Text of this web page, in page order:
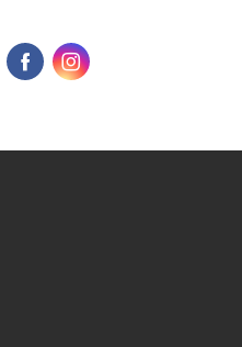
FacebookInstagram